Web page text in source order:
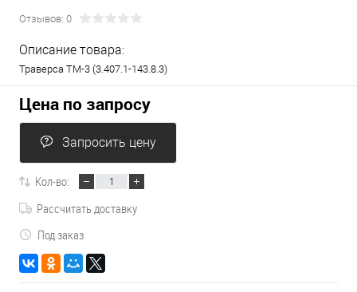
Отзывов: 0
Описание товара:
Траверса ТМ-3 (3.407.1-143.8.3)
Цена по запросу
Запросить цену
Кол-во:
Рассчитать доставку
Под заказ